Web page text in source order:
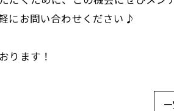
にお問い合わせください♪
ります！
一